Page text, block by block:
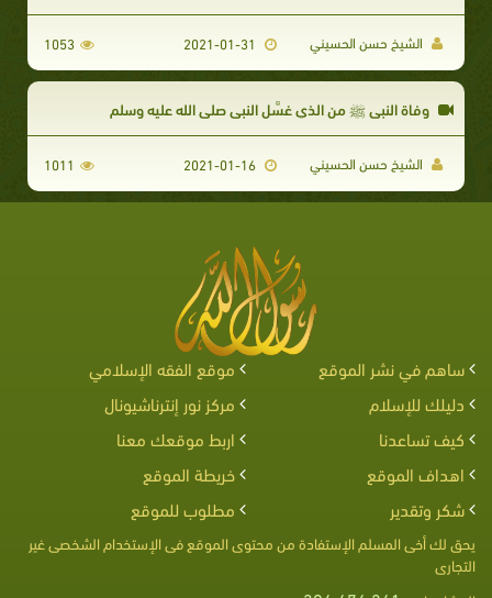
الشيخ حسن الحسيني 1053
وفاة النبي ﷺ من الذي غسَّل النبي صلى الله عليه وسلم
الشيخ حسن الحسيني 2021-01-16
1011
ساهم في نشر الموقع
موقع الفقه الإسلامي
دليلك للإسلام
مركز نور إنترناشيونال
كيف تساعدنا
اربط موقعك معنا
اهداف الموقع
خريطة الموقع
شكر وتقدير
مطلوب للموقع
يحق لك أخى المسلم الإستفادة من محتوى الموقع فى الإستخدام الشخصى غير
التجارى